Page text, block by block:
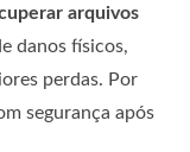
arquivos
danos físicos,
perdas. Por
segurança após